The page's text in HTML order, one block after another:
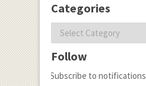
Categories
Categories
Follow
Subscribe to notifications